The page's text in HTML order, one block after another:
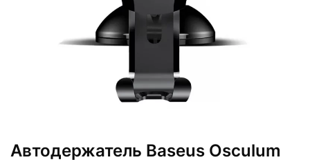
Автодержатель Baseus Osculum